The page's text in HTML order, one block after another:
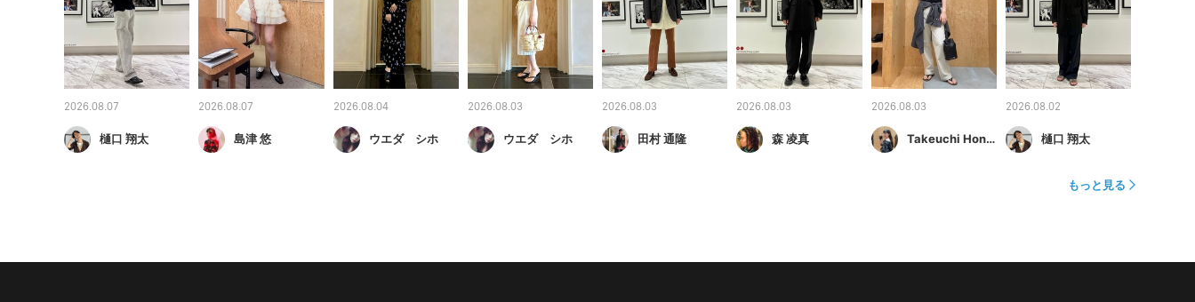
2026.08.07
樋口 翔太
2026.08.07
島津 悠
2026.08.04
ウエダ シホ
2026.08.03
ウエダ シホ
2026.08.03
田村 通隆
2026.08.03
森 凌真
2026.08.03
Takeuchi Honami
2026.08.02
樋口 翔太
もっと見る